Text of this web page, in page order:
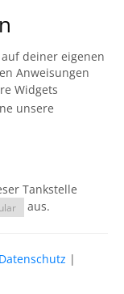
deiner eigenen
Anweisungen
Widgets
unsere
Tankstelle
aus.
Datenschutz |